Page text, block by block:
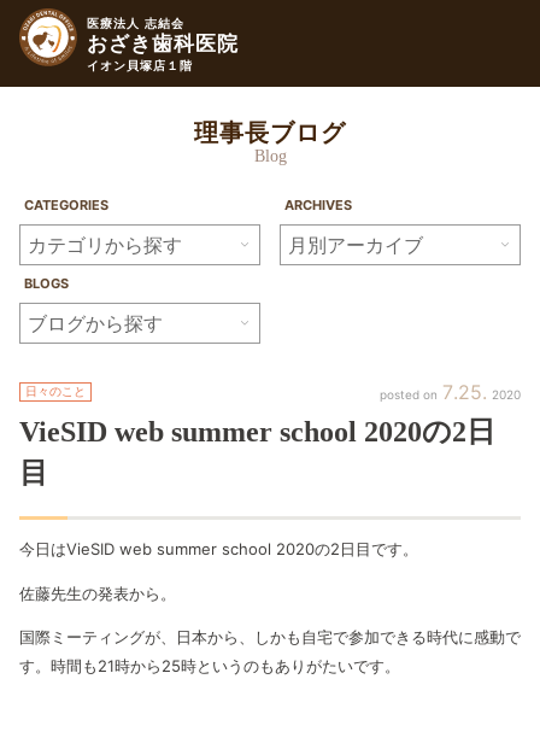
医療法人 志結会
おざき歯科医院
イオン貝塚店１階
理事長ブログ
Blog
CATEGORIES ARCHIVES
BLOGS
7 25 2020
日々のこと
VieSID web summer school 2020の2日
目
今日はVieSID web summer school 2020の2日目です。
佐藤先生の発表から。
国際ミーティングが、日本から、しかも自宅で参加できる時代に感動で
す。時間も21時から25時というのもありがたいです。